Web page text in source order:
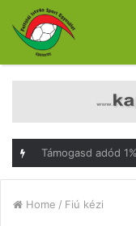
Támogasd adód
Home / Fiú kézi